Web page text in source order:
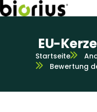
EU-
Startseite
Bewertung